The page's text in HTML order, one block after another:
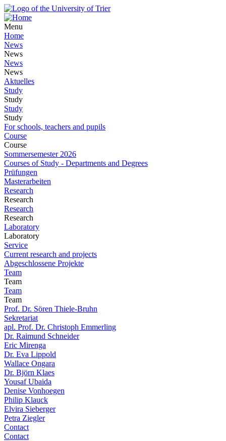
Menu
Home
News
News
News
News
Aktuelles
Study
Study
Study
Study
For schools, teachers and pupils
Course
Course
Sommersemester 2026
Courses of Study - Departments and Degrees
Prüfungen
Masterarbeiten
Research
Research
Research
Research
Laboratory
Laboratory
Service
Current research and projects
Abgeschlossene Projekte
Team
Team
Team
Team
Prof. Dr. Sören Thiele-Bruhn
Sekretariat
apl. Prof. Dr. Christoph Emmerling
Dr. Raimund Schneider
Eric Mirenga
Dr. Eva Lippold
Wallace Ongara
Dr. Björn Klaes
Yousaf Ubaida
Denise Vonhoegen
Philip Klauck
Elvira Sieberger
Petra Ziegler
Contact
Contact